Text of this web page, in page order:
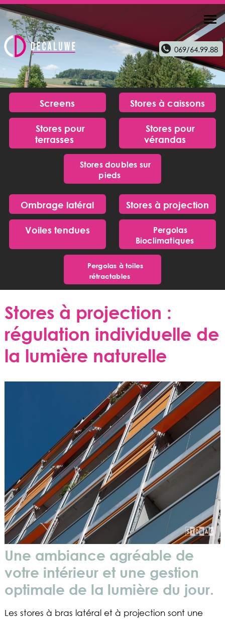
069/64.99.88
Screens Stores à caissons
Stores pour
terrasses
Stores pour
vérandas
Stores doubles sur
pieds
Ombrage latéral Stores à projection
Voiles tendues
Pergolas
Bioclimatiques
Pergolas à toiles
rétractables
Stores à projection :
régulation individuelle de
la lumière naturelle
Une ambiance agréable de
votre intérieur et une gestion
optimale de la lumière du jour.
Les stores à bras latéral et à projection sont une